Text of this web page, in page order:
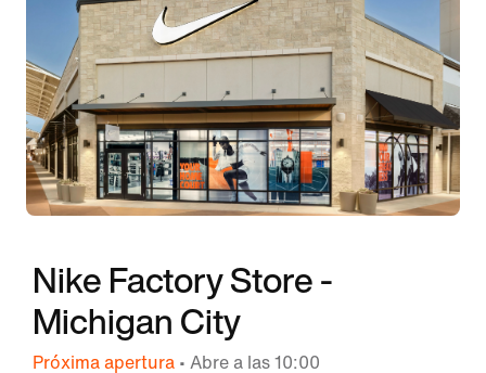
Nike Factory Store -
Michigan City
Próxima apertura • Abre a las 10:00